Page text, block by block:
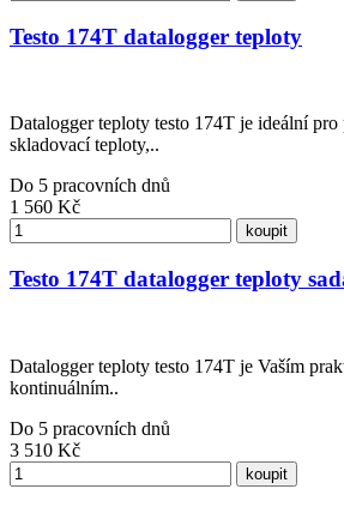
Testo 174T datalogger teploty
Datalogger teploty testo 174T je ideální pro
skladovací teploty,..
Do 5 pracovních dnů
1 560 Kč
koupit
Testo 174T datalogger teploty
Datalogger teploty testo 174T je Vaším
kontinuálním..
Do 5 pracovních dnů
3 510 Kč
koupit